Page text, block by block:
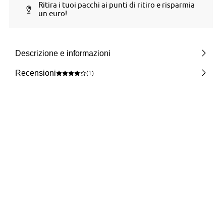
Ritira i tuoi pacchi ai punti di ritiro e risparmia
un euro!
Descrizione e informazioni
Recensioni (1)